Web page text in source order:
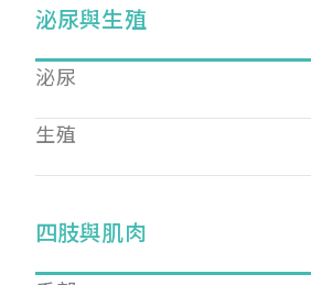
泌尿與生殖
泌尿
生殖
四肢與肌肉
您已成功送出會
您好，您的會員申請，已成功送